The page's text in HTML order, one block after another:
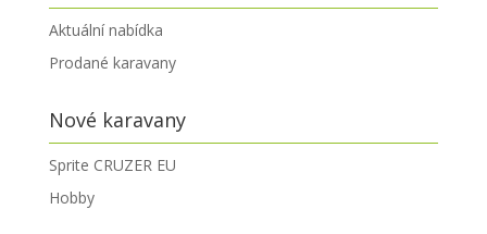
Aktuální nabídka
Prodané karavany
Nové karavany
Sprite CRUZER EU
Hobby